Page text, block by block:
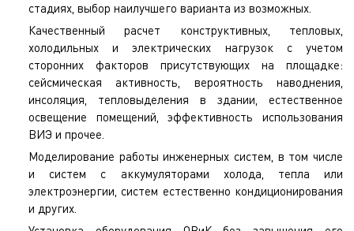
стадиях, выбор наилучшего варианта из возможных.
Качественный расчет конструктивных, тепловых,
холодильных и электрических нагрузок с учетом
сторонних факторов присутствующих на площадке:
сейсмическая активность, вероятность наводнения,
инсоляция, тепловыделения в здании, естественное
освещение помещений, эффективность использования
ВИЭ и прочее.
Моделирование работы инженерных систем, в том числе
и систем с аккумуляторами холода, тепла или
электроэнергии, систем естественно кондиционирования
и других.